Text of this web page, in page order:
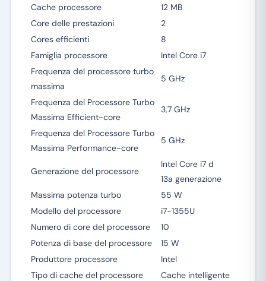
Cache processore
12 MB
Core delle prestazioni
2
Cores efficienti
8
Famiglia processore
Intel Core i7
Frequenza del processore turbo
massima
5 GHz
Frequenza del Processore Turbo
Massima Efficient-core
3,7 GHz
Frequenza del Processore Turbo
Massima Performance-core
5 GHz
Generazione del processore
Intel Core i7 d
13a generazione
Massima potenza turbo
55 W
Modello del processore
i7-1355U
Numero di core del processore
10
Potenza di base del processore
15 W
Produttore processore
Intel
Tipo di cache del processore
Cache intelligente